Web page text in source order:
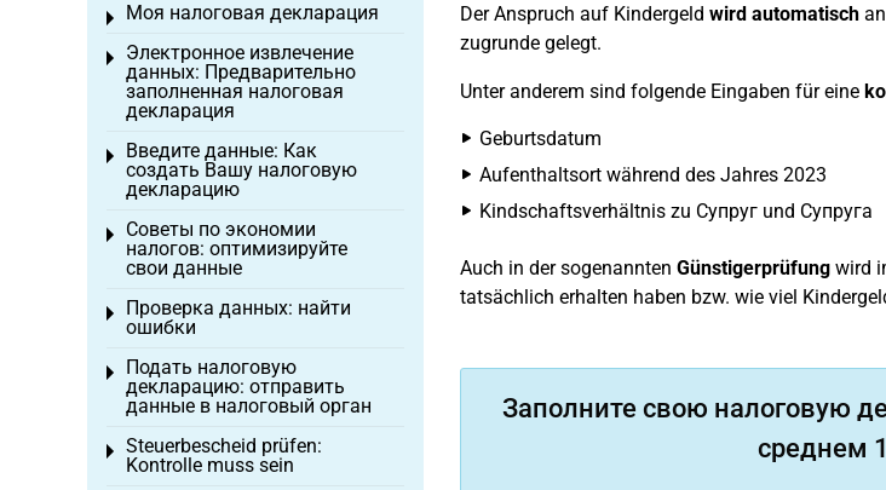
Der Anspruch auf Kindergeld wird automatisch
zugrunde gelegt.
Unter anderem sind folgende Eingaben für eine
Geburtsdatum
Aufenthaltsort während des Jahres 2023
Kindschaftsverhältnis zu Супруг und Супруга
Auch in der sogenannten Günstigerprüfungwird
tatsächlich erhalten haben bzw. wie viel
Заполните свою налоговую
среднем
Моя налоговая декларация
Toggle menu
Электронное извлечение
данных: Предварительно
заполненная налоговая
декларация
Toggle menu
Введите данные: Как
создать Вашу налоговую
декларацию
Toggle menu
Советы по экономии
налогов: оптимизируйте
свои данные
Toggle menu
Проверка данных: найти
ошибки
Toggle menu
Подать налоговую
декларацию: отправить
данные в налоговый орган
Toggle menu
Steuerbescheid prüfen:
Kontrolle muss sein
Toggle menu